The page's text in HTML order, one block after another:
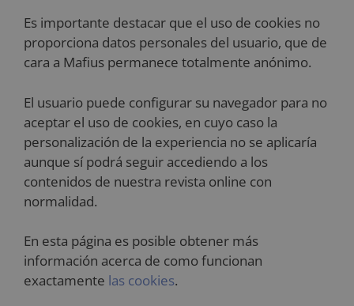
Es importante destacar que el uso de cookies no
proporciona datos personales del usuario, que de
cara a Mafius permanece totalmente anónimo.
El usuario puede configurar su navegador para no
aceptar el uso de cookies, en cuyo caso la
personalización de la experiencia no se aplicaría
aunque sí podrá seguir accediendo a los
contenidos de nuestra revista online con
normalidad.
En esta página es posible obtener más
información acerca de como funcionan
exactamente las cookies.